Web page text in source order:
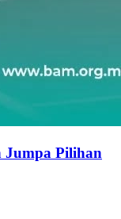
Jumpa Pilihan